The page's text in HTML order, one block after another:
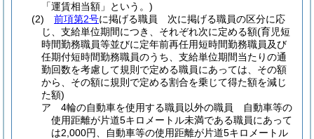
「運賃相当額」という。)
(2)
前項第2号に掲げる職員 次に掲げる職員の区分に応
じ、支給単位期間につき、それぞれ次に定める額(育児短
時間勤務職員等並びに定年前再任用短時間勤務職員及び
任期付短時間勤務職員のうち、支給単位期間当たりの通
勤回数を考慮して規則で定める職員にあっては、その額
から、その額に規則で定める割合を乗じて得た額を減じ
た額)
ア
4輪の自動車を使用する職員以外の職員 自動車等の
使用距離が片道5キロメートル未満である職員にあって
は2,000円、自動車等の使用距離が片道5キロメートル